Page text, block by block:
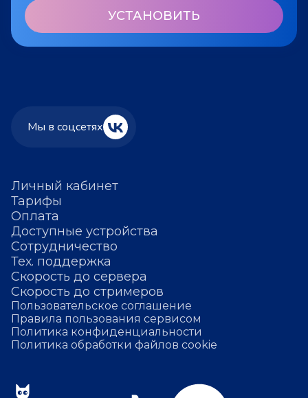
УСТАНОВИТЬ
Личный кабинет
Тарифы
Оплата
Доступные устройства
Сотрудничество
Тех. поддержка
Скорость до сервера
Скорость до стримеров
Пользовательское соглашение
Правила пользования сервисом
Политика конфиденциальности
Политика обработки файлов cookie
Мы в соцсетях